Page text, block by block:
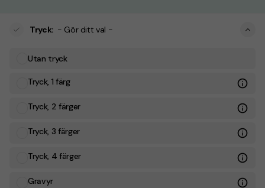
Tryck: - Gör ditt val -
Utan tryck
Tryck, 1 färg
Tryck, 2 färger
Tryck, 3 färger
Tryck, 4 färger
Gravyr